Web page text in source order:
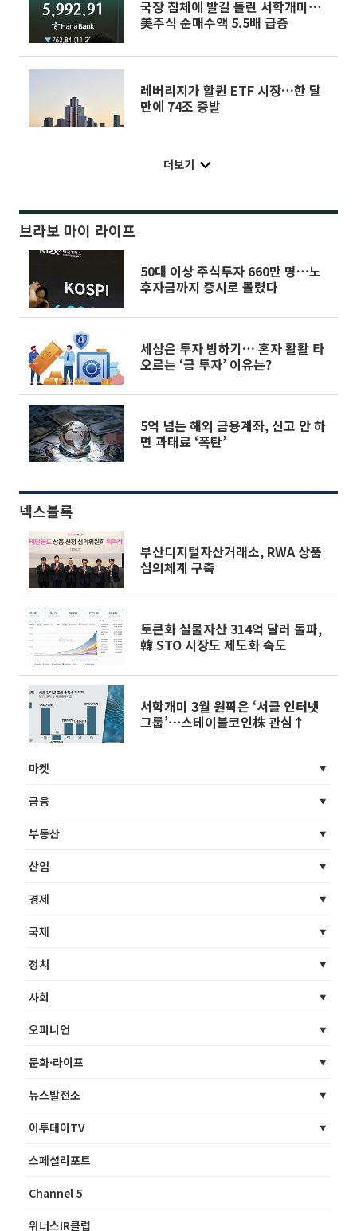
국장 침체에 발길 돌린 서학개미⋯
美주식 순매수액 5.5배 급증
레버리지가 할퀸 ETF 시장…한 달
만에 74조 증발
더보기
브라보 마이 라이프
50대 이상 주식투자 660만 명…노
후자금까지 증시로 몰렸다
세상은 투자 빙하기… 혼자 활활 타
오르는 ‘금 투자’ 이유는?
5억 넘는 해외 금융계좌, 신고 안 하
면 과태료 ‘폭탄’
넥스블록
부산디지털자산거래소, RWA 상품
심의체계 구축
토큰화 실물자산 314억 달러 돌파,
韓 STO 시장도 제도화 속도
서학개미 3월 원픽은 ‘서클 인터넷
그룹’⋯스테이블코인株 관심↑
마켓
금융
부동산
산업
경제
국제
정치
사회
오피니언
문화·라이프
뉴스발전소
이투데이TV
스페셜리포트
Channel 5
위너스IR클럽